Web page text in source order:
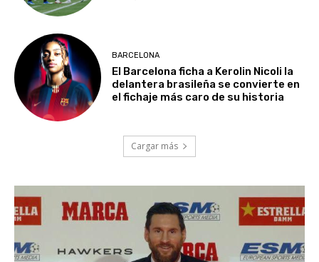
BARCELONA
El Barcelona ficha a Kerolin Nicoli la
delantera brasileña se convierte en
el fichaje más caro de su historia
Cargar más